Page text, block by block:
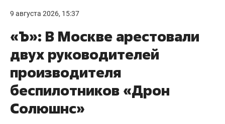
9 августа 2026, 15:37
«Ъ»: В Москве арестовали
двух руководителей
производителя
беспилотников «Дрон
Солюшнс»